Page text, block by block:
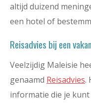
altijd duizend
een hotel of
Reisadvies bij een
Veelzijdig Maleisie
genaamd Reisadvies.
informatie die je